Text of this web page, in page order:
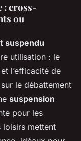
: cross-
ou
suspendu
utilisation : le
l’efficacité de
le débattement
suspension
pour les
loisirs mettent